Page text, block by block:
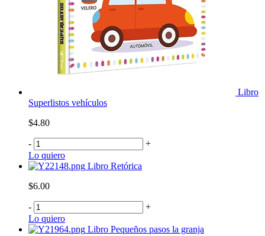
Libro
Superlistos vehículos
$4.80
-
+
Lo quiero
Libro Retórica
$6.00
-
+
Lo quiero
Libro Pequeños pasos la granja